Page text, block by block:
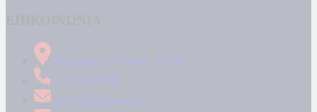
Δήμητρος 31 Ταύρος, 177 78
210 34 89 000
info@kontranews.gr